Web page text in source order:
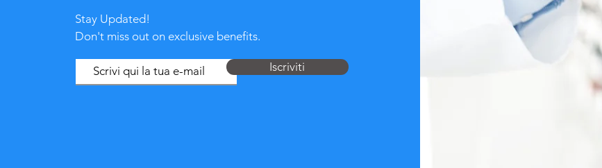
Stay Updated!
Don't miss out on exclusive benefits.
Iscriviti